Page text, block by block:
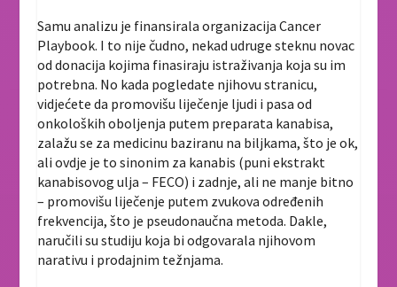
Samu analizu je finansirala organizacija Cancer
Playbook. I to nije čudno, nekad udruge steknu novac
od donacija kojima finasiraju istraživanja koja su im
potrebna. No kada pogledate njihovu stranicu,
vidjećete da promovišu liječenje ljudi i pasa od
onkoloških oboljenja putem preparata kanabisa,
zalažu se za medicinu baziranu na biljkama, što je ok,
ali ovdje je to sinonim za kanabis (puni ekstrakt
kanabisovog ulja – FECO) i zadnje, ali ne manje bitno
– promovišu liječenje putem zvukova određenih
frekvencija, što je pseudonaučna metoda. Dakle,
naručili su studiju koja bi odgovarala njihovom
narativu i prodajnim težnjama.